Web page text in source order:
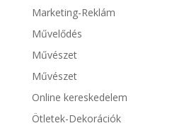
Marketing-Reklám
Művelődés
Művészet
Művészet
Online kereskedelem
Ötletek-Dekorációk